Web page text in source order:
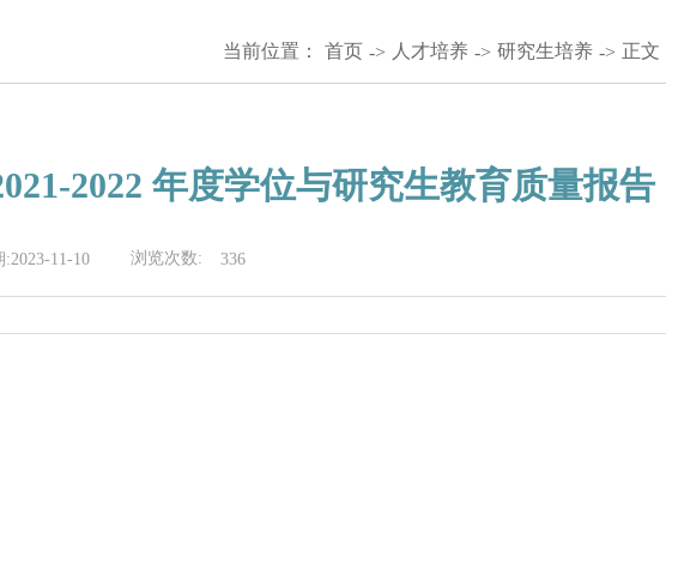
当前位置： 首页 -> 人才培养 -> 研究生培养 -> 正文
2022 年度学位与研究生教育质量报告
11-10 浏览次数: 336